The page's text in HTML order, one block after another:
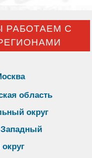
РАБОТАЕМ С
область
округ